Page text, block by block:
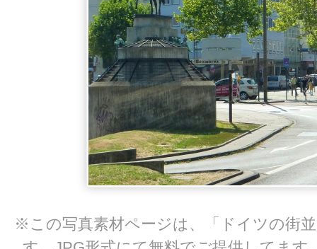
※この写真素材ページは、「ドイツの街